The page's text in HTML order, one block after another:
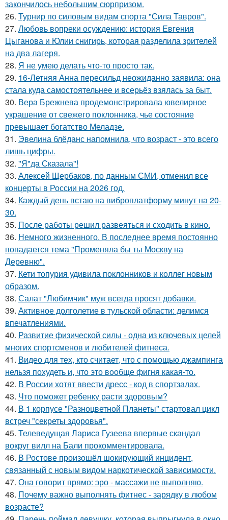
закончилось небольшим сюрпризом.
26. Турнир по силовым видам спорта "Сила Тавров".
27. Любовь вопреки осуждению: история Евгения
Цыганова и Юлии снигирь, которая разделила зрителей
на два лагеря.
28. Я не умею делать что-то просто так.
29. 16-Летняя Анна пересильд неожиданно заявила: она
стала куда самостоятельнее и всерьёз взялась за быт.
30. Вера Брежнева продемонстрировала ювелирное
украшение от свежего поклонника, чье состояние
превышает богатство Меладзе.
31. Эвелина блёданс напомнила, что возраст - это всего
лишь цифры.
32. "Я"да Сказала"!
33. Алексей Щербаков, по данным СМИ, отменил все
концерты в России на 2026 год.
34. Каждый день встаю на виброплатформу минут на 20-
30.
35. После работы решил развеяться и сходить в кино.
36. Немного жизненного. В последнее время постоянно
попадается тема "Променяла бы ты Москву на
Деревню".
37. Кети топурия удивила поклонников и коллег новым
образом.
38. Салат "Любимчик" муж всегда просят добавки.
39. Активное долголетие в тульской области: делимся
впечатлениями.
40. Развитие физической силы - одна из ключевых целей
многих спортсменов и любителей фитнеса.
41. Видео для тех, кто считает, что с помощью джампинга
нельзя похудеть и, что это вообще фигня какая-то.
42. В России хотят ввести дресс - код в спортзалах.
43. Что поможет ребенку расти здоровым?
44. В 1 корпусе "Разноцветной Планеты" стартовал цикл
встреч "секреты здоровья".
45. Телеведущая Лариса Гузеева впервые скандал
вокруг вилл на Бали прокомментировала.
46. В Ростове произошёл шокирующий инцидент,
связанный с новым видом наркотической зависимости.
47. Она говорит прямо: эро - массажи не выполняю.
48. Почему важно выполнять фитнес - зарядку в любом
возрасте?